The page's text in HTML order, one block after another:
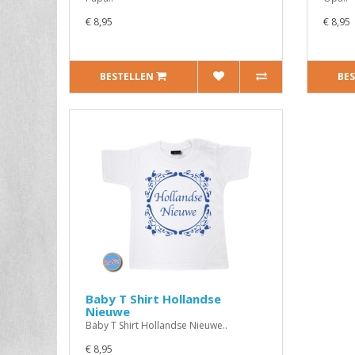
€ 8,95
BESTELLEN
€ 8,95
Baby T Shirt Hollandse
Nieuwe
Baby T Shirt Hollandse Nieuwe..
€ 8,95